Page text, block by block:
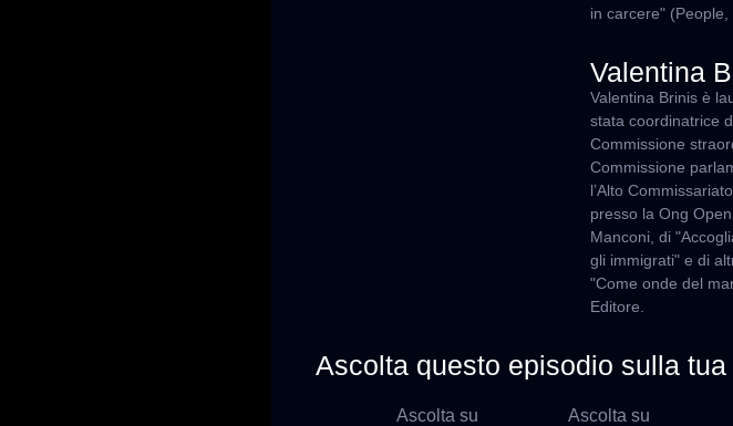
in carcere" (People,
Valentina
Valentina Brinis è
stata coordinatrice
Commissione
Commissione
l’Alto
presso la Ong
Manconi, di
gli immigrati" e di
"Come onde del
Editore.
Ascolta questo episodio sulla
Ascolta su
Ascolta su